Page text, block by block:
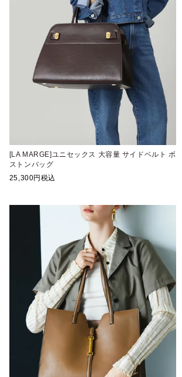
[LA MARGE]ユニセックス 大容量 サイドベルト ボ
ストンバッグ
25,300 税込